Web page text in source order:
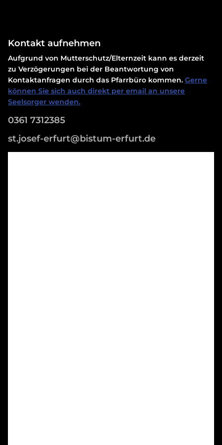
Kontakt aufnehmen
Aufgrund von Mutterschutz/Elternzeit kann es derzeit
zu Verzögerungen bei der Beantwortung von
Kontaktanfragen durch das Pfarrbüro kommen. Gerne
können Sie sich auch direkt per email an unsere
Seelsorger wenden.
0361 7312385
st.josef-erfurt@bistum-erfurt.de